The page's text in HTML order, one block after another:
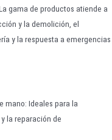
gama de productos atiende a
y la demolición, el
y la respuesta a emergencias
mano: Ideales para la
la reparación de